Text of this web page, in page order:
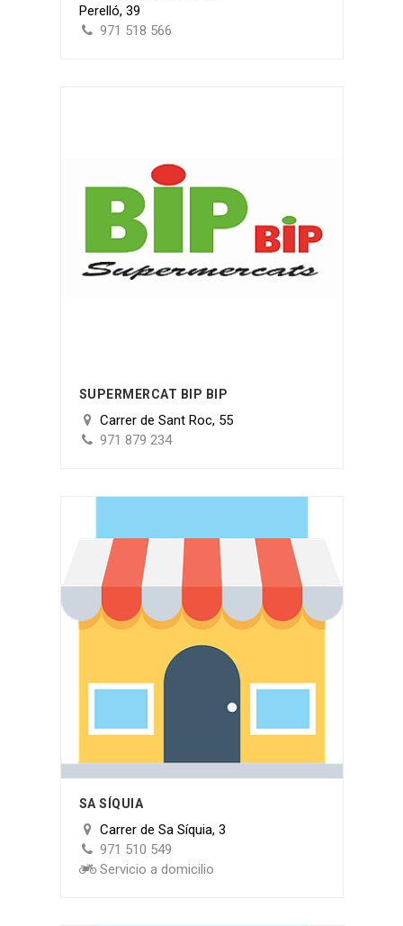
Perelló, 39
971 518 566
SUPERMERCAT BIP BIP
Carrer de Sant Roc, 55
971 879 234
SA SÍQUIA
Carrer de Sa Síquia, 3
971 510 549
Servicio a domicilio